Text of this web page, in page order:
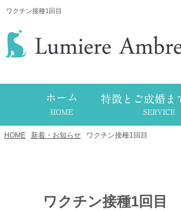
ワクチン接種1回目
HOME 新着・お知らせ ワクチン接種1回目
ワクチン接種1回目